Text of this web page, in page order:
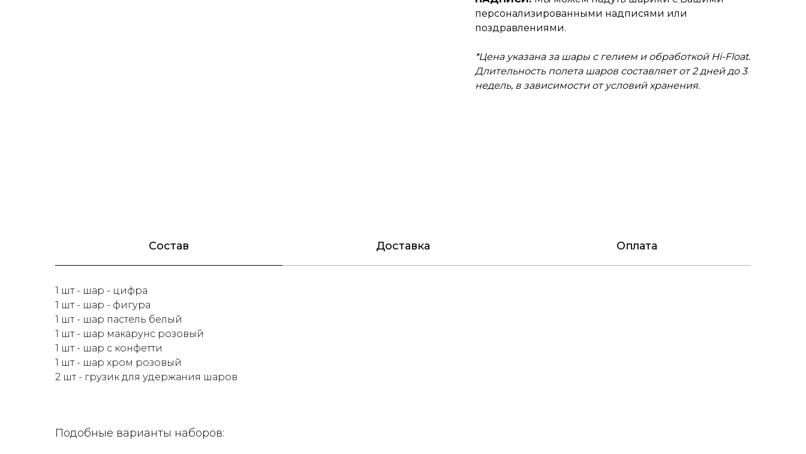
персонализированными надписями или
поздравлениями.
*Цена указана за шары с гелием и обработкой Hi-Float.
Длительность полета шаров составляет от 2 дней до 3
недель, в зависимости от условий хранения.
Состав Доставка Оплата
1 шт - шар - цифра
1 шт - шар - фигура
1 шт - шар пастель белый
1 шт - шар макарунс розовый
1 шт - шар с конфетти
1 шт - шар хром розовый
2 шт - грузик для удержания шаров
Подобные варианты наборов: